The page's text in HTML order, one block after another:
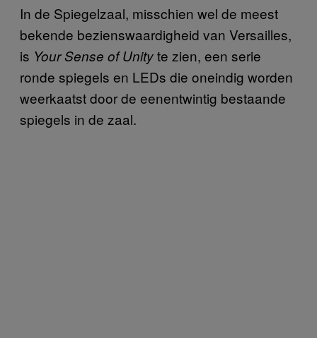
In de Spiegelzaal, misschien wel de meest
bekende bezienswaardigheid van Versailles,
is Your Sense of Unityte zien, een serie
ronde spiegels en LEDs die oneindig worden
weerkaatst door de eenentwintig bestaande
spiegels in de zaal.